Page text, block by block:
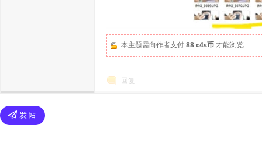
本主题需向作者支付88 c4s币才能浏览
回复